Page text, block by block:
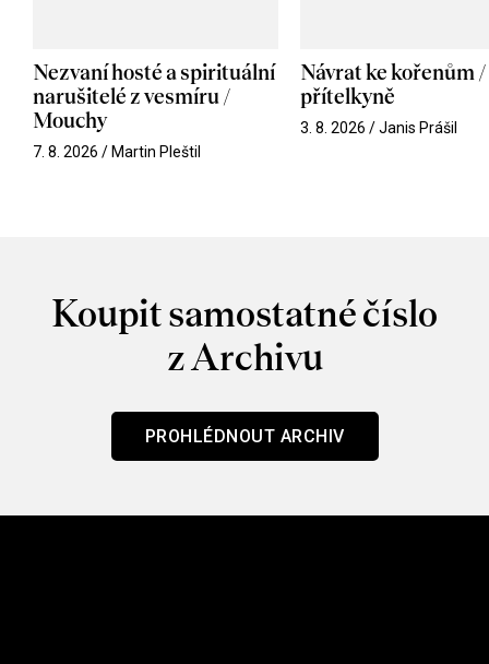
Nezvaní hosté a spirituální
narušitelé z vesmíru /
Mouchy
7. 8. 2026 / Martin Pleštil
Návrat ke kořenům
přítelkyně
3. 8. 2026 / Janis Prášil
Koupit samostatné číslo
z Archivu
PROHLÉDNOUT ARCHIV